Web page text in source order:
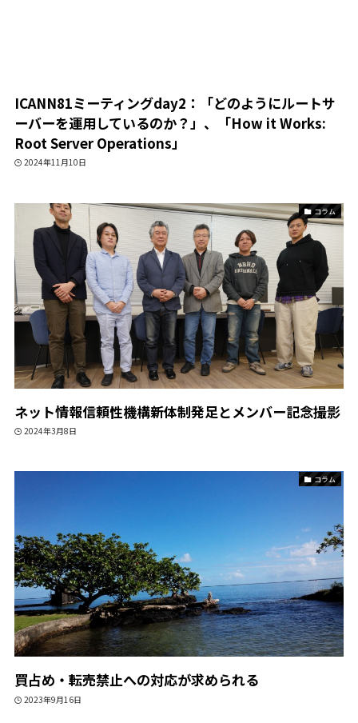
ICANN81ミーティングday2：「どのようにルートサ
ーバーを運用しているのか？」、「How it Works:
Root Server Operations」
2024年11月10日
コラム
ネット情報信頼性機構新体制発足とメンバー記念撮影
2024年3月8日
コラム
買占め・転売禁止への対応が求められる
2023年9月16日